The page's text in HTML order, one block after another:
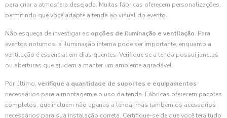
para criar a atmosfera desejada. Muitas fábricas oferecem personalizações,
permitindo que você adapte a tenda ao visual do evento.
Não esqueça de investigar as opções de iluminação e ventilação. Para
eventos noturnos, a iluminação interna pode ser importante, enquanto a
ventilação é essencial em dias quentes. Verifique se a tenda possui janelas
ou aberturas que ajudem a manter um ambiente agradável.
Por último, verifique a quantidade de suportes e equipamentos
necessários para a montagem e o uso da tenda. Fábricas oferecem pacotes
completos, que incluem não apenas a tenda, mas também os acessórios
necessários para sua instalação correta. Certifique-se de que você terá tudo